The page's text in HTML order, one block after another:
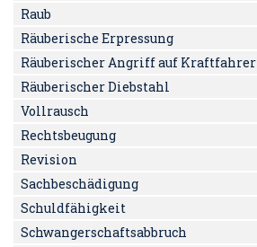
Raub
Räuberische Erpressung
Räuberischer Angriff auf Kraftfahrer
Räuberischer Diebstahl
Vollrausch
Rechtsbeugung
Revision
Sachbeschädigung
Schuldfähigkeit
Schwangerschaftsabbruch